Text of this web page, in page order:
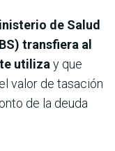
de Salud
transfiera al
utiliza y que
valor de tasación
de la deuda